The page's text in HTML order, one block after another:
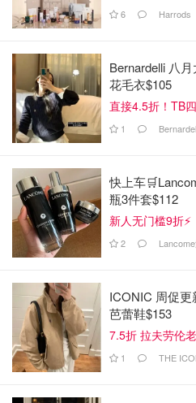
6 Harrods
Bernardelli 八
花毛衣$105
直接4.5折！TB
1
快上车
瓶3件套$112
新人无门槛9折⚡️
2
ICONIC 周促
芭蕾鞋$153
7.5折 拉夫劳伦
1 THE